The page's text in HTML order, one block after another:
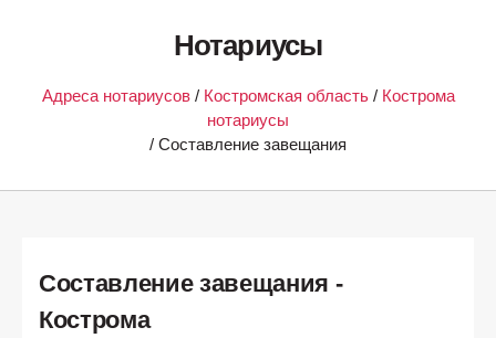
Нотариусы
Адреса нотариусов/ Костромская область/ Кострома
нотариусы
/ Составление завещания
Составление завещания -
Кострома